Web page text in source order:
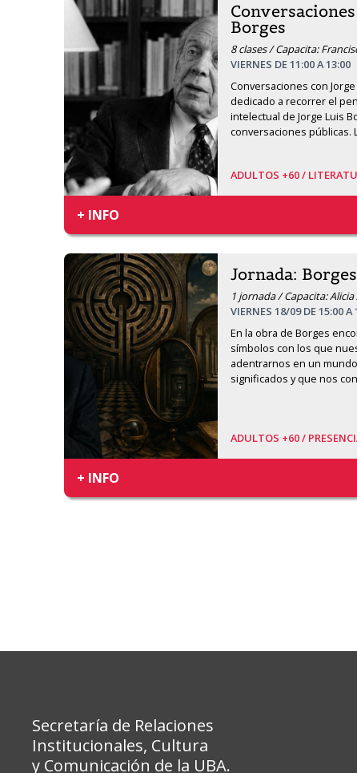
Borges
8 clases / Capacita:
VIERNES DE 11:00 A 13:00
Conversaciones con
dedicado a recorrer el
intelectual de Jorge Luis
conversaciones públicas.
ADULTOS +60 /
+ INFO
Jornada:
1 jornada / Capacita:
VIERNES 18/09 DE 15:00 A
En la obra de Borges
símbolos con los que
adentrarnos en un
significados y que nos
ADULTOS +60 /
+ INFO
Secretaría de Relaciones
Institucionales, Cultura
y Comunicación de la UBA.